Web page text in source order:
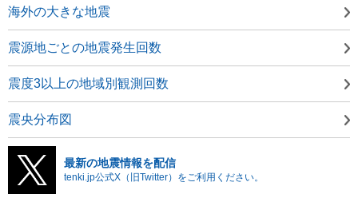
海外の大きな地震
震源地ごとの地震発生回数
震度3以上の地域別観測回数
震央分布図
最新の地震情報を配信
tenki.jp公式X（旧Twitter）をご利用ください。